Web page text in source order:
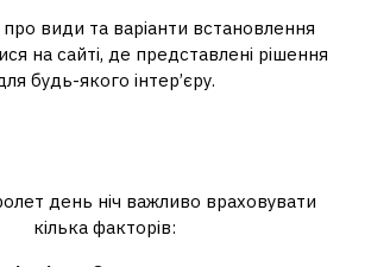
види та варіанти встановлення
на сайті, де представлені рішення
будь-якого інтер’єру.
день ніч важливо враховувати
кілька факторів: